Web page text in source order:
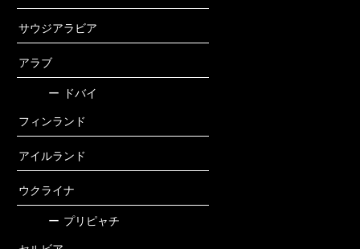
サウジアラビア
アラブ
ー ドバイ
フィンランド
アイルランド
ウクライナ
ー プリピャチ